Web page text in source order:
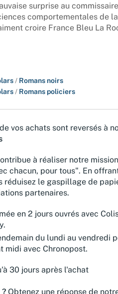
surprise au
comportementales de
croire France Bleu La
/ Romans noirs
/ Romans policiers
vos achats sont reversés à
à réaliser notre
chacun, pour tous". En
réduisez le gaspillage de
partenaires.
en 2 jours ouvrés avec
du lundi au vendredi
midi avec Chronopost.
30 jours après l'achat
Obtenez une réponse de